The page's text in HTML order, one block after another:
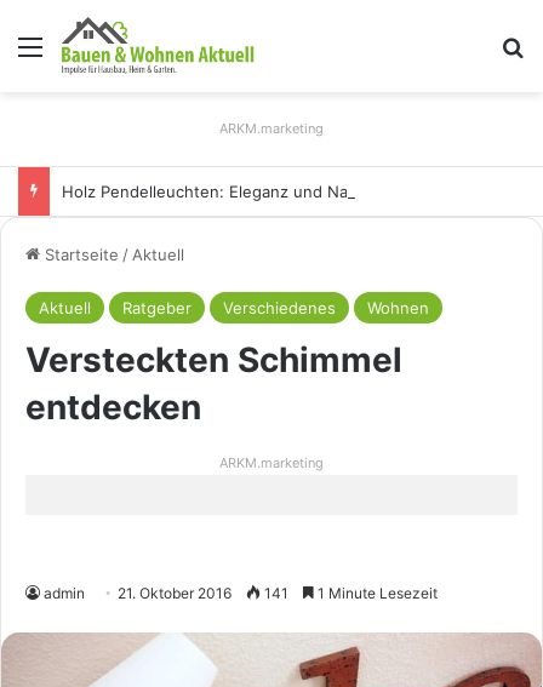
Menü
ARKM.marketing
Startseite / Aktuell
Aktuell Ratgeber Verschiedenes Wohnen
Versteckten Schimmel
entdecken
ARKM.marketing
admin 21. Oktober 2016 141 1 Minute Lesezeit